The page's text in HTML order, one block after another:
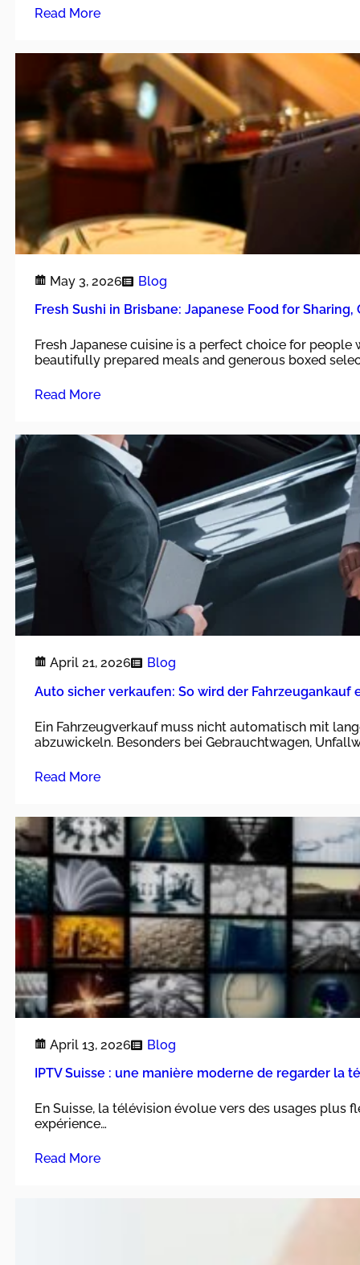
Read More
May 3, 2026
Blog
Fresh Sushi in Brisbane: Japanese Food for
Fresh Japanese cuisine is a perfect choice for
beautifully prepared meals and generous boxed
Read More
April 21, 2026
Blog
Auto sicher verkaufen: So wird der Fahrzeugankauf
Ein Fahrzeugverkauf muss nicht automatisch mit
abzuwickeln. Besonders bei Gebrauchtwagen,
Read More
April 13, 2026
Blog
IPTV Suisse : une manière moderne de regarder la
En Suisse, la télévision évolue vers des usages plus
expérience…
Read More